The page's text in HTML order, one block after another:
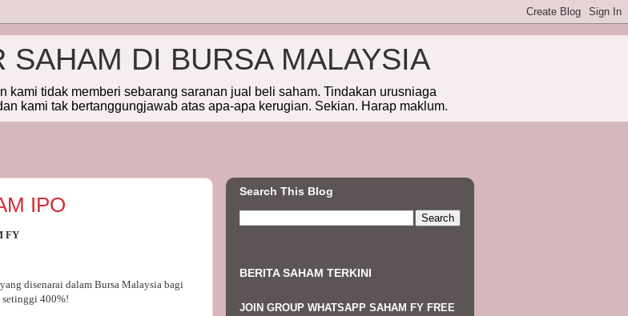
SAHAM DI BURSA MALAYSIA
kami tidak memberi sebarang saranan jual beli saham. Tindakan urusniaga
kami tak bertanggungjawab atas apa-apa kerugian. Sekian. Harap maklum.
IPO
FY
disenarai dalam Bursa Malaysia bagi
setinggi 400%!
Search This Blog
BERITA SAHAM TERKINI
JOIN GROUP WHATSAPP SAHAM FY FREE